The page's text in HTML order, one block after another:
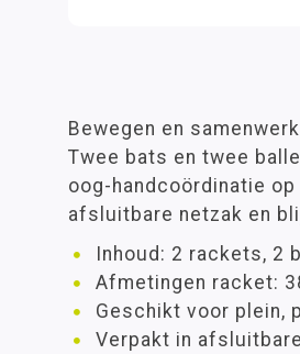
Bewegen en
Twee bats en twee
oog-handcoördinatie
afsluitbare netzak en
Inhoud: 2 rackets, 2
Afmetingen racket:
Geschikt voor plein,
Verpakt in